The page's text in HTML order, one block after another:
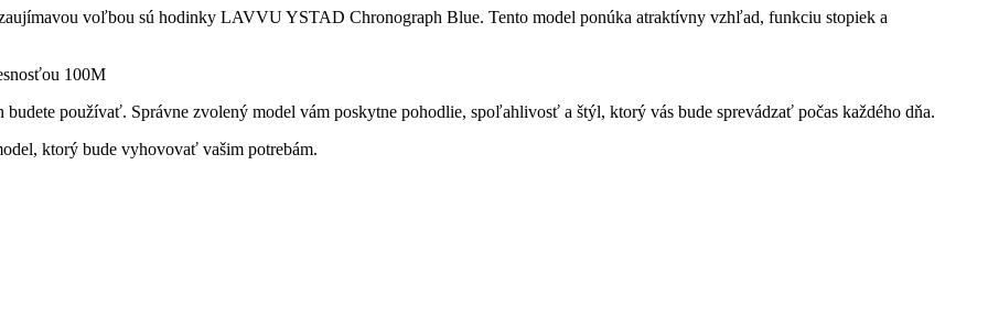
voľbou sú hodinky LAVVU YSTAD Chronograph Blue. Tento model ponúka atraktívny vzhľad, funkciu stopiek a
používať. Správne zvolený model vám poskytne pohodlie, spoľahlivosť a štýl, ktorý vás bude sprevádzať počas každého dňa.
ktorý bude vyhovovať vašim potrebám.